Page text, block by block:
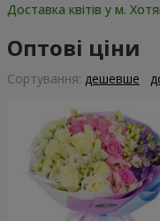
Доставка квітів у м.
Оптові ціни
Сортування: дешевше